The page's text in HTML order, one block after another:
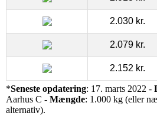
2.030 kr.
2.079 kr.
2.152 kr.
*Seneste opdatering: 17. marts 2022 -
Aarhus C - Mængde: 1.000 kg (eller
alternativ).